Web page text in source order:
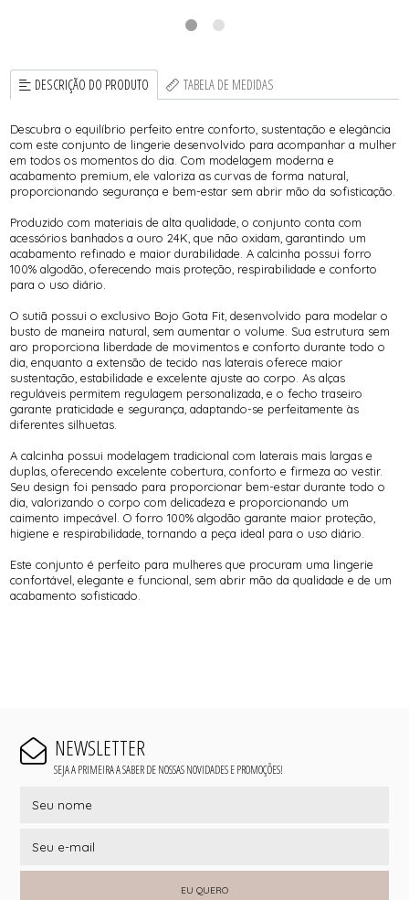
DESCRIÇÃO DO PRODUTO TABELA DE MEDIDAS
Descubra o equilíbrio perfeito entre conforto, sustentação e elegância
com este conjunto de lingerie desenvolvido para acompanhar a mulher
em todos os momentos do dia. Com modelagem moderna e
acabamento premium, ele valoriza as curvas de forma natural,
proporcionando segurança e bem-estar sem abrir mão da sofisticação.
Produzido com materiais de alta qualidade, o conjunto conta com
acessórios banhados a ouro 24K, que não oxidam, garantindo um
acabamento refinado e maior durabilidade. A calcinha possui forro
100% algodão, oferecendo mais proteção, respirabilidade e conforto
para o uso diário.
O sutiã possui o exclusivo Bojo Gota Fit, desenvolvido para modelar o
busto de maneira natural, sem aumentar o volume. Sua estrutura sem
aro proporciona liberdade de movimentos e conforto durante todo o
dia, enquanto a extensão de tecido nas laterais oferece maior
sustentação, estabilidade e excelente ajuste ao corpo. As alças
reguláveis permitem regulagem personalizada, e o fecho traseiro
garante praticidade e segurança, adaptando-se perfeitamente às
diferentes silhuetas.
A calcinha possui modelagem tradicional com laterais mais largas e
duplas, oferecendo excelente cobertura, conforto e firmeza ao vestir.
Seu design foi pensado para proporcionar bem-estar durante todo o
dia, valorizando o corpo com delicadeza e proporcionando um
caimento impecável. O forro 100% algodão garante maior proteção,
higiene e respirabilidade, tornando a peça ideal para o uso diário.
Este conjunto é perfeito para mulheres que procuram uma lingerie
confortável, elegante e funcional, sem abrir mão da qualidade e de um
acabamento sofisticado.
NEWSLETTER
SEJA A PRIMEIRA A SABER DE NOSSAS NOVIDADES E PROMOÇÕES!
EU QUERO